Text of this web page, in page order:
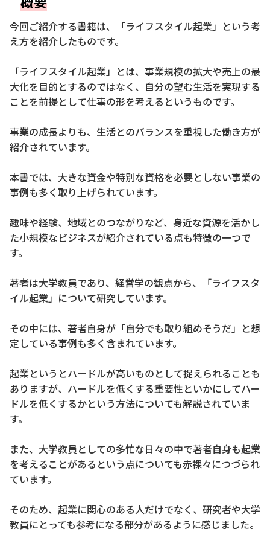
今回ご紹介する書籍は、「ライフスタイル起業」という考
え方を紹介したものです。
「ライフスタイル起業」とは、事業規模の拡大や売上の最
大化を目的とするのではなく、自分の望む生活を実現する
ことを前提として仕事の形を考えるというものです。
事業の成長よりも、生活とのバランスを重視した働き方が
紹介されています。
本書では、大きな資金や特別な資格を必要としない事業の
事例も多く取り上げられています。
趣味や経験、地域とのつながりなど、身近な資源を活かし
た小規模なビジネスが紹介されている点も特徴の一つで
す。
著者は大学教員であり、経営学の観点から、「ライフスタ
イル起業」について研究しています。
その中には、著者自身が「自分でも取り組めそうだ」と想
定している事例も多く含まれています。
起業というとハードルが高いものとして捉えられることも
ありますが、ハードルを低くする重要性といかにしてハー
ドルを低くするかという方法についても解説されていま
す。
また、大学教員としての多忙な日々の中で著者自身も起業
を考えることがあるという点についても赤裸々につづられ
ています。
そのため、起業に関心のある人だけでなく、研究者や大学
教員にとっても参考になる部分があるように感じました。